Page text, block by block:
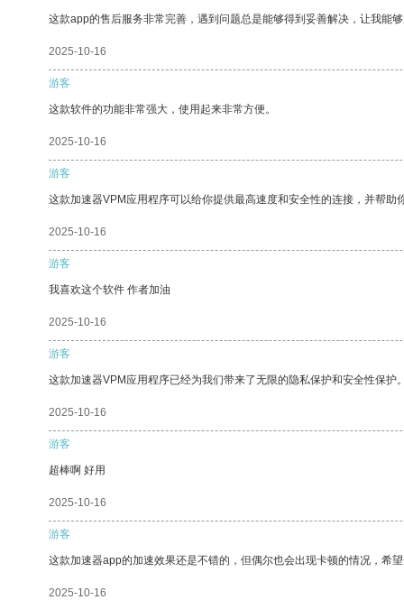
这款app的售后服务非常完善，遇到问题总是能够得到妥善解决，让我能够
2025-10-16
游客
这款软件的功能非常强大，使用起来非常方便。
2025-10-16
游客
这款加速器VPM应用程序可以给你提供最高速度和安全性的连接，并帮助
2025-10-16
游客
我喜欢这个软件 作者加油
2025-10-16
游客
这款加速器VPM应用程序已经为我们带来了无限的隐私保护和安全性保护。
2025-10-16
游客
超棒啊 好用
2025-10-16
游客
这款加速器app的加速效果还是不错的，但偶尔也会出现卡顿的情况，希望
2025-10-16